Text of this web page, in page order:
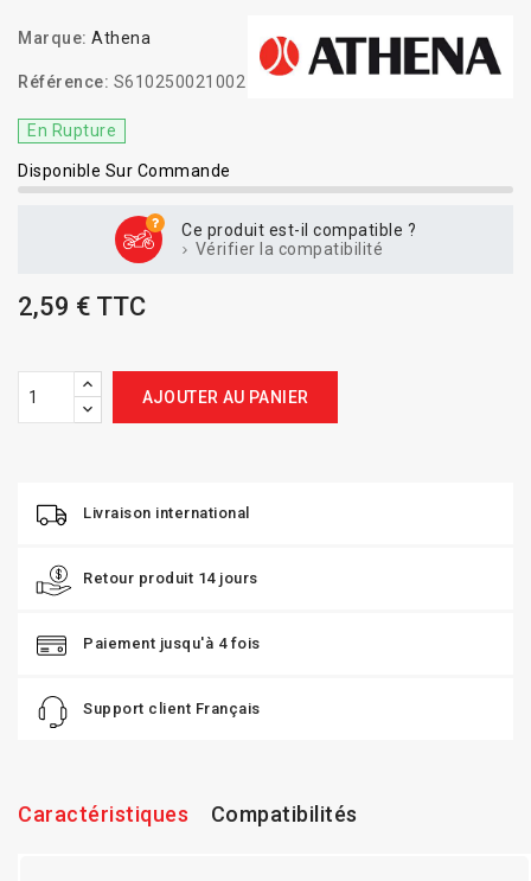
Marque: Athena
Référence: S610250021002
En Rupture
Disponible Sur Commande
Ce produit est-il compatible ?
Vérifier la compatibilité
2,59 € TTC
AJOUTER AU PANIER
Livraison international
Retour produit 14 jours
Paiement jusqu'à 4 fois
Support client Français
Caractéristiques Compatibilités